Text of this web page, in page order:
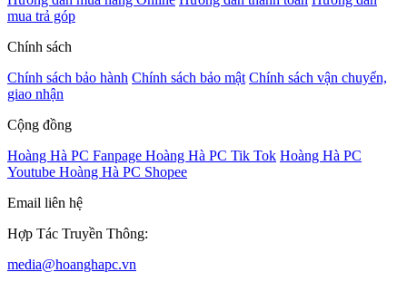
mua trả góp
Chính sách
Chính sách bảo hành Chính sách bảo mật Chính sách vận chuyển,
giao nhận
Cộng đồng
Hoàng Hà PC Fanpage Hoàng Hà PC Tik Tok Hoàng Hà PC
Youtube Hoàng Hà PC Shopee
Email liên hệ
Hợp Tác Truyền Thông:
media@hoanghapc.vn